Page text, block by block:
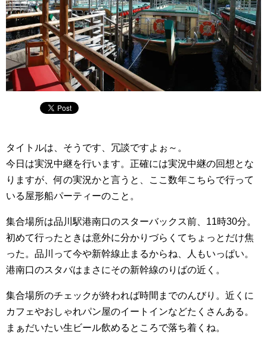
タイトルは、そうです、冗談ですよぉ～。
今日は実況中継を行います。正確には実況中継の回想とな
りますが、何の実況かと言うと、ここ数年こちらで行って
いる屋形船パーティーのこと。
集合場所は品川駅港南口のスターバックス前、11時30分。
初めて行ったときは意外に分かりづらくてちょっとだけ焦
った。品川って今や新幹線止まるからね、人もいっぱい。
港南口のスタバはまさにその新幹線のりばの近く。
集合場所のチェックが終われば時間までのんびり。近くに
カフェやおしゃれパン屋のイートインなどたくさんある。
まぁだいたい生ビール飲めるところで落ち着くね。